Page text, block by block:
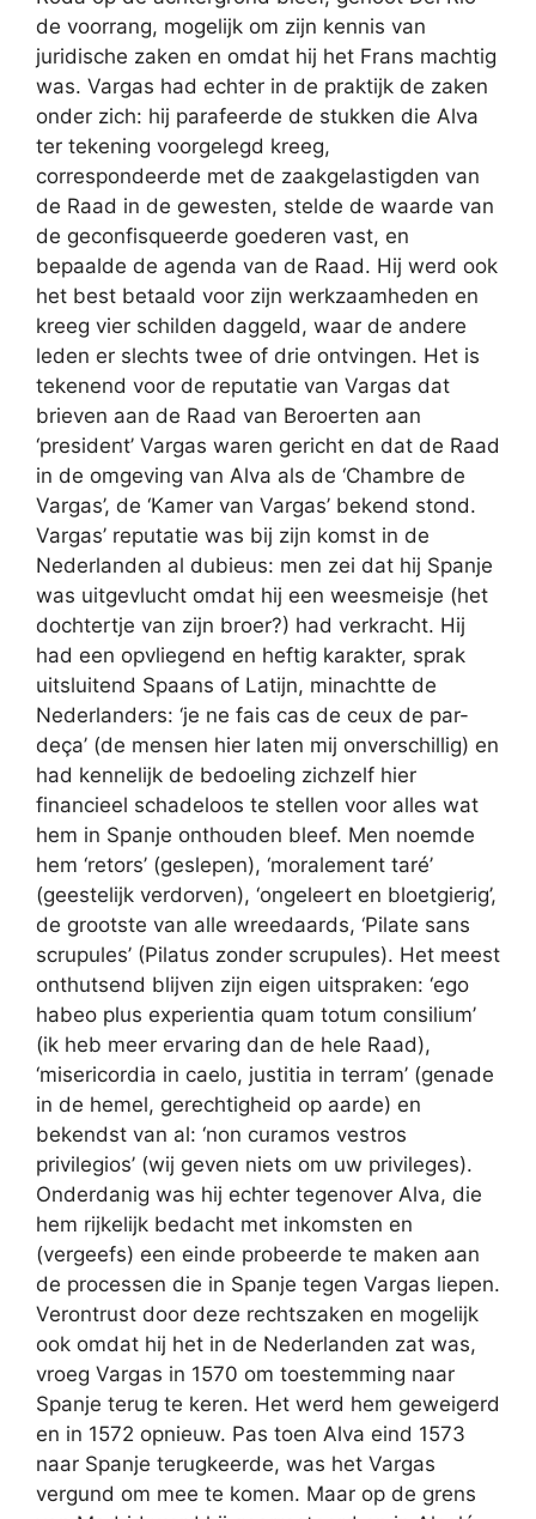
de voorrang, mogelijk om zijn kennis van
juridische zaken en omdat hij het Frans machtig
was. Vargas had echter in de praktijk de zaken
onder zich: hij parafeerde de stukken die Alva
ter tekening voorgelegd kreeg,
correspondeerde met de zaakgelastigden van
de Raad in de gewesten, stelde de waarde van
de geconfisqueerde goederen vast, en
bepaalde de agenda van de Raad. Hij werd ook
het best betaald voor zijn werkzaamheden en
kreeg vier schilden daggeld, waar de andere
leden er slechts twee of drie ontvingen. Het is
tekenend voor de reputatie van Vargas dat
brieven aan de Raad van Beroerten aan
‘president’ Vargas waren gericht en dat de Raad
in de omgeving van Alva als de ‘Chambre de
Vargas’, de ‘Kamer van Vargas’ bekend stond.
Vargas’ reputatie was bij zijn komst in de
Nederlanden al dubieus: men zei dat hij Spanje
was uitgevlucht omdat hij een weesmeisje (het
dochtertje van zijn broer?) had verkracht. Hij
had een opvliegend en heftig karakter, sprak
uitsluitend Spaans of Latijn, minachtte de
Nederlanders: ‘je ne fais cas de ceux de par-
deça’ (de mensen hier laten mij onverschillig) en
had kennelijk de bedoeling zichzelf hier
financieel schadeloos te stellen voor alles wat
hem in Spanje onthouden bleef. Men noemde
hem ‘retors’ (geslepen), ‘moralement taré’
(geestelijk verdorven), ‘ongeleert en bloetgierig’,
de grootste van alle wreedaards, ‘Pilate sans
scrupules’ (Pilatus zonder scrupules). Het meest
onthutsend blijven zijn eigen uitspraken: ‘ego
habeo plus experientia quam totum consilium’
(ik heb meer ervaring dan de hele Raad),
‘misericordia in caelo, justitia in terram’ (genade
in de hemel, gerechtigheid op aarde) en
bekendst van al: ‘non curamos vestros
privilegios’ (wij geven niets om uw privileges).
Onderdanig was hij echter tegenover Alva, die
hem rijkelijk bedacht met inkomsten en
(vergeefs) een einde probeerde te maken aan
de processen die in Spanje tegen Vargas liepen.
Verontrust door deze rechtszaken en mogelijk
ook omdat hij het in de Nederlanden zat was,
vroeg Vargas in 1570 om toestemming naar
Spanje terug te keren. Het werd hem geweigerd
en in 1572 opnieuw. Pas toen Alva eind 1573
naar Spanje terugkeerde, was het Vargas
vergund om mee te komen. Maar op de grens